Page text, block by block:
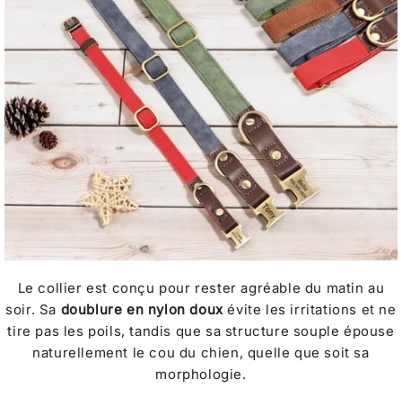
Le collier est conçu pour rester agréable du matin au
soir. Sa doublure en nylon douxévite les irritations et ne
tire pas les poils, tandis que sa structure souple épouse
naturellement le cou du chien, quelle que soit sa
morphologie.